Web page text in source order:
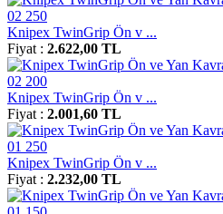
Knipex TwinGrip Ön v ...
Fiyat : 2.622,00 TL
Knipex TwinGrip Ön v ...
Fiyat : 2.001,60 TL
Knipex TwinGrip Ön v ...
Fiyat : 2.232,00 TL